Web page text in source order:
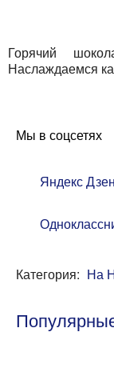
Горячий
Наслаждаемся
Мы в соцсетях
Яндекс Дзен
Категория: На